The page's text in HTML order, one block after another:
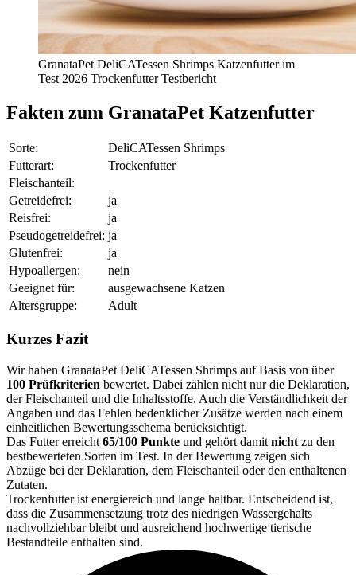
GranataPet DeliCATessen Shrimps Katzenfutter im
Test 2026 Trockenfutter Testbericht
Fakten zum GranataPet Katzenfutter
Sorte:
DeliCATessen Shrimps
Futterart:
Trockenfutter
Fleischanteil:
Getreidefrei:
ja
Reisfrei:
ja
Pseudogetreidefrei: ja
Glutenfrei:
ja
Hypoallergen:
nein
Geeignet für:
ausgewachsene Katzen
Altersgruppe:
Adult
Kurzes Fazit
Wir haben GranataPet DeliCATessen Shrimps auf Basis von über
100 Prüfkriterien bewertet. Dabei zählen nicht nur die Deklaration,
der Fleischanteil und die Inhaltsstoffe. Auch die Verständlichkeit der
Angaben und das Fehlen bedenklicher Zusätze werden nach einem
einheitlichen Bewertungsschema berücksichtigt.
Das Futter erreicht 65/100 Punkte und gehört damit nicht zu den
bestbewerteten Sorten im Test. In der Bewertung zeigen sich
Abzüge bei der Deklaration, dem Fleischanteil oder den enthaltenen
Zutaten.
Trockenfutter ist energiereich und lange haltbar. Entscheidend ist,
dass die Zusammensetzung trotz des niedrigen Wassergehalts
nachvollziehbar bleibt und ausreichend hochwertige tierische
Bestandteile enthalten sind.